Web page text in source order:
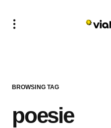
BROWSING TAG
poesie